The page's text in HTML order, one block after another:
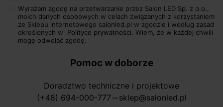
Wyrażam zgodę na przetwarzanie przez Salon LED Sp. z o.o.,
moich danych osobowych w celach związanych z korzystaniem
ze Sklepu internetowego salonled.pl w zgodzie i według zasad
określonych w Polityce prywatności. Wiem, że w każdej chwili
mogę odwołać zgodę.
Pomoc w doborze
Doradztwo techniczne i projektowe
(+48) 694-000-777 horizontal_rule sklep@salonled.pl